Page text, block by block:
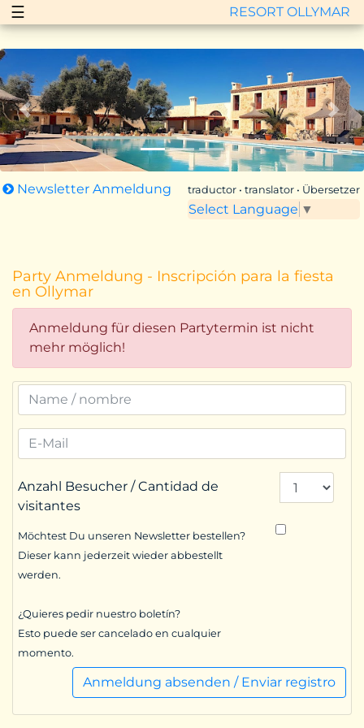
☰ RESORT OLLYMAR
Zurück Vor
Newsletter Anmeldung traductor • translator • Übersetzer
Select Language ▼
Party Anmeldung - Inscripción para la fiesta
en Ollymar
Anmeldung für diesen Partytermin ist nicht
mehr möglich!
Anzahl Besucher / Cantidad de
visitantes
Möchtest Du unseren Newsletter bestellen?
Dieser kann jederzeit wieder abbestellt
werden.
¿Quieres pedir nuestro boletín?
Esto puede ser cancelado en cualquier
momento.
Anmeldung absenden / Enviar registro